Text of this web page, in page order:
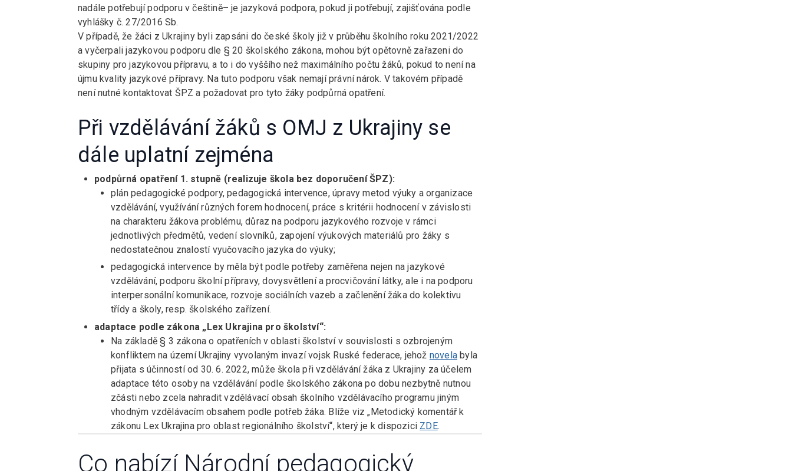
nadále potřebují podporu v češtině– je jazyková podpora, pokud ji potřebují, zajišťována podle
vyhlášky č. 27/2016 Sb.
V případě, že žáci z Ukrajiny byli zapsáni do české školy již v průběhu školního roku 2021/2022
a vyčerpali jazykovou podporu dle § 20 školského zákona, mohou být opětovně zařazeni do
skupiny pro jazykovou přípravu, a to i do vyššího než maximálního počtu žáků, pokud to není na
újmu kvality jazykové přípravy. Na tuto podporu však nemají právní nárok. V takovém případě
není nutné kontaktovat ŠPZ a požadovat pro tyto žáky podpůrná opatření.
Při vzdělávání žáků s OMJ z Ukrajiny se
dále uplatní zejména
podpůrná opatření 1. stupně (realizuje škola bez doporučení ŠPZ):
plán pedagogické podpory, pedagogická intervence, úpravy metod výuky a organizace
vzdělávání, využívání různých forem hodnocení, práce s kritérii hodnocení v závislosti
na charakteru žákova problému, důraz na podporu jazykového rozvoje v rámci
jednotlivých předmětů, vedení slovníků, zapojení výukových materiálů pro žáky s
nedostatečnou znalostí vyučovacího jazyka do výuky;
pedagogická intervence by měla být podle potřeby zaměřena nejen na jazykové
vzdělávání, podporu školní přípravy, dovysvětlení a procvičování látky, ale i na podporu
interpersonální komunikace, rozvoje sociálních vazeb a začlenění žáka do kolektivu
třídy a školy, resp. školského zařízení.
adaptace podle zákona „Lex Ukrajina pro školství“:
Na základě § 3 zákona o opatřeních v oblasti školství v souvislosti s ozbrojeným
konfliktem na území Ukrajiny vyvolaným invazí vojsk Ruské federace, jehož novela byla
přijata s účinností od 30. 6. 2022, může škola při vzdělávání žáka z Ukrajiny za účelem
adaptace této osoby na vzdělávání podle školského zákona po dobu nezbytně nutnou
zčásti nebo zcela nahradit vzdělávací obsah školního vzdělávacího programu jiným
vhodným vzdělávacím obsahem podle potřeb žáka. Blíže viz „Metodický komentář k
zákonu Lex Ukrajina pro oblast regionálního školství“, který je k dispozici ZDE.
Co nabízí Národní pedagogický